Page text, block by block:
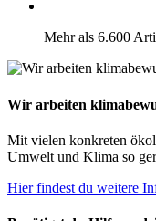
Mehr als 6.600
Wir arbeiten
Mit vielen konkreten
Umwelt und Klima so
Hier findest du weitere